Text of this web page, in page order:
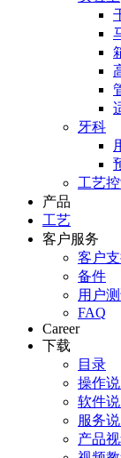
牙科
工艺
产品
工艺
客户服务
客户
备件
用户
FAQ
Career
下载
目录
操作
软件
服务
产品